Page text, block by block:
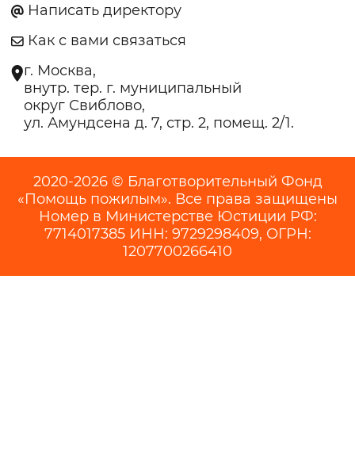
Написать директору
Как с вами связаться
г. Москва,
внутр. тер. г. муниципальный
округ Свиблово,
ул. Амундсена д. 7, стр. 2, помещ. 2/1.
2020-2026 © Благотворительный Фонд
«Помощь пожилым». Все права защищены
Номер в Министерстве Юстиции РФ:
7714017385 ИНН: 9729298409, ОГРН:
1207700266410